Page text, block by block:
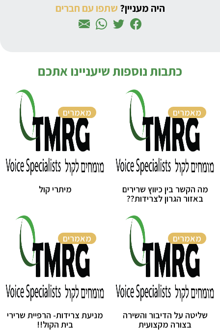
היה מעניין? שתפו עם חברים
כתבות נוספות שיעניינו אתכם
מאמרים
מה הקשר בין כיווץ שרירים
באזור הגרון לצרידות??
מאמרים
מיתרי קול
מאמרים
שליטה על הדיבור והשירה
בצורה מקצועית
מאמרים
מניעת צרידות- הרפיית שרירי
בית הקול!!